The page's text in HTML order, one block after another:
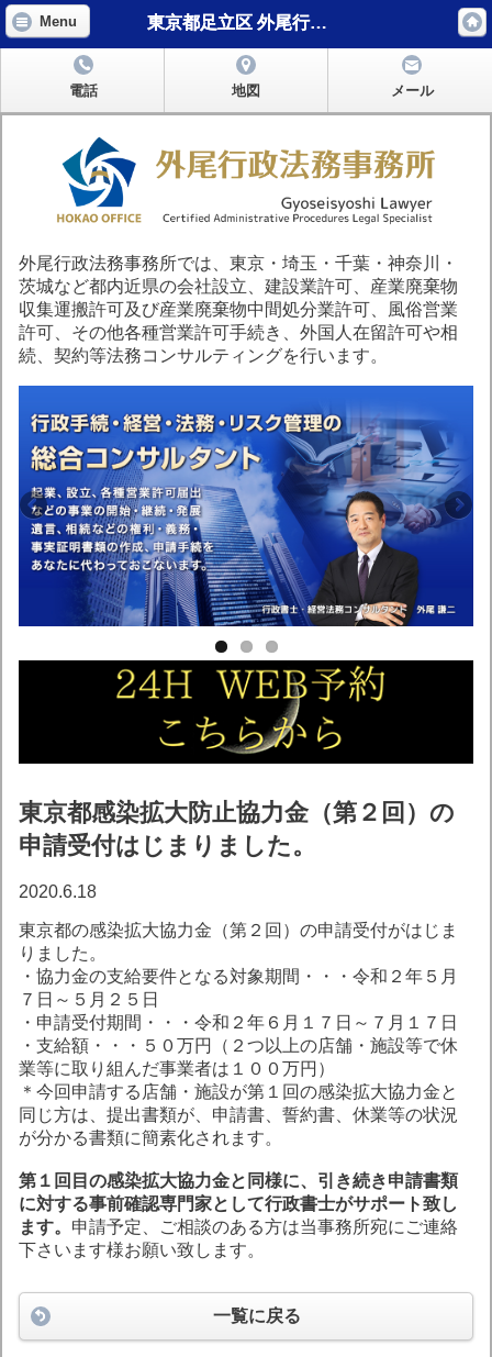
Menu 東京都足立区 外尾行政法務事務所
電話 地図 メール
外尾行政法務事務所では、東京・埼玉・千葉・神奈川・
茨城など都内近県の会社設立、建設業許可、産業廃棄物
収集運搬許可及び産業廃棄物中間処分業許可、風俗営業
許可、その他各種営業許可手続き、外国人在留許可や相
続、契約等法務コンサルティングを行います。
東京都感染拡大防止協力金（第２回）の
申請受付はじまりました。
2020.6.18
東京都の感染拡大協力金（第２回）の申請受付がはじま
りました。
・協力金の支給要件となる対象期間・・・令和２年５月
７日～５月２５日
・申請受付期間・・・令和２年６月１７日～７月１７日
・支給額・・・５０万円（２つ以上の店舗・施設等で休
業等に取り組んだ事業者は１００万円）
＊今回申請する店舗・施設が第１回の感染拡大協力金と
同じ方は、提出書類が、申請書、誓約書、休業等の状況
が分かる書類に簡素化されます。
第１回目の感染拡大協力金と同様に、引き続き申請書類
に対する事前確認専門家として行政書士がサポート致し
ます。 申請予定、ご相談のある方は当事務所宛にご連絡
下さいます様お願い致します。
一覧に戻る